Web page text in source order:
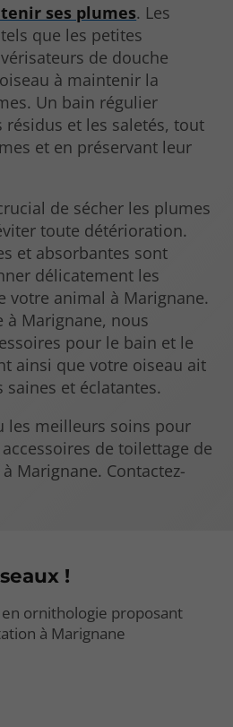
ses plumes. Les
que les petites
de douche
à maintenir la
Un bain régulier
et les saletés, tout
et en préservant leur
de sécher les plumes
toute détérioration.
et absorbantes sont
délicatement les
votre animal à Marignane.
à Marignane, nous
pour le bain et le
ainsi que votre oiseau ait
et éclatantes.
les meilleurs soins pour
de toilettage de
Marignane. Contactez-
!
ornithologie proposant
à Marignane